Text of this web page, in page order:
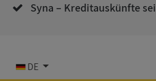
Syna – Kreditauskünfte
DE